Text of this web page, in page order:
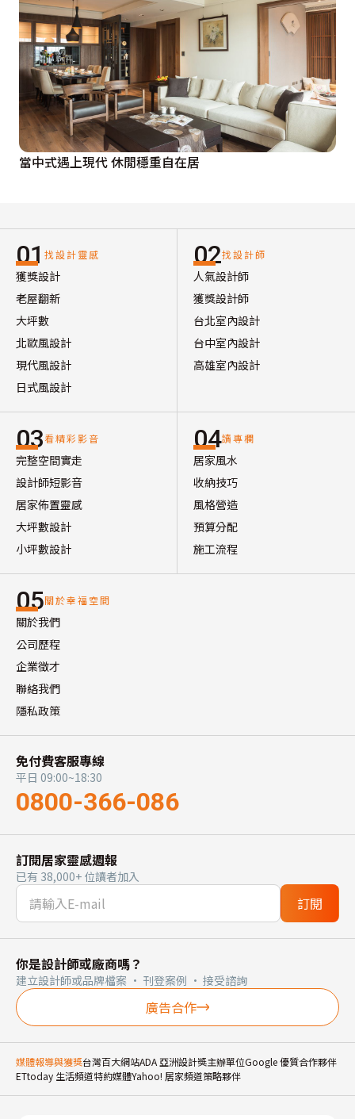
當中式遇上現代 休閒穩重自在居
01 找設計靈感
獲獎設計
老屋翻新
大坪數
北歐風設計
現代風設計
日式風設計
02找設計師
人氣設計師
獲獎設計師
台北室內設計
台中室內設計
高雄室內設計
03看精彩影音
完整空間實走
設計師短影音
居家佈置靈感
大坪數設計
小坪數設計
04讀專欄
居家風水
收納技巧
風格營造
預算分配
施工流程
05關於幸福空間
關於我們
公司歷程
企業徵才
聯絡我們
隱私政策
免付費客服專線
平日 09:00~18:30
0800-366-086
訂閱居家靈感週報
已有 38,000+ 位讀者加入
訂閱
你是設計師或廠商嗎？
建立設計師或品牌檔案 · 刊登案例 · 接受諮詢
廣告合作
媒體報導與獲獎台灣百大網站ADA 亞洲設計獎主辦單位Google 優質合作夥伴
ETtoday 生活頻道特約媒體Yahoo! 居家頻道策略夥伴